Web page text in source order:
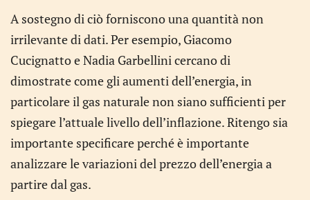
A sostegno di ciò forniscono una quantità non
irrilevante di dati. Per esempio, Giacomo
Cucignatto e Nadia Garbellini cercano di
dimostrate come gli aumenti dell’energia, in
particolare il gas naturale non siano sufficienti per
spiegare l’attuale livello dell’inflazione. Ritengo sia
importante specificare perché è importante
analizzare le variazioni del prezzo dell’energia a
partire dal gas.